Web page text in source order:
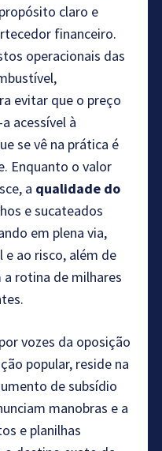
claro e
financeiro.
operacionais das
evitar que o preço
acessível à
se vê na prática é
Enquanto o valor
a qualidade do
e sucateados
em plena via,
e ao risco, além de
rotina de milhares
vozes da oposição
popular, reside na
de subsídio
manobras e a
e planilhas